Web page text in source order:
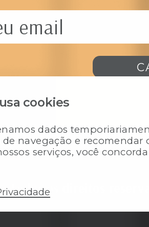
email
Todos os direitos
cookies
dados
navegação e recomendar
serviços, você